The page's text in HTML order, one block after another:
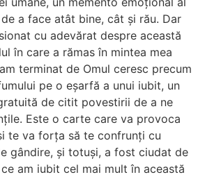
a face atât bine, cât și rău. Dar
cu adevărat despre această
în care a rămas în mintea mea
terminat de Omul ceresc precum
pe o eșarfă a unui iubit, un
de citit povestirii de a ne
Este o carte care va provoca
te va forța să te confrunți cu
gândire, și totuși, a fost ciudat de
am iubit cel mai mult în această